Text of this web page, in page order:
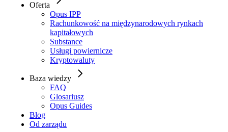
Oferta
Opus IPP
Rachunkowość na międzynarodowych rynkach
kapitałowych
Substance
Usługi powiernicze
Kryptowaluty
Baza wiedzy
FAQ
Glosariusz
Opus Guides
Blog
Od zarządu